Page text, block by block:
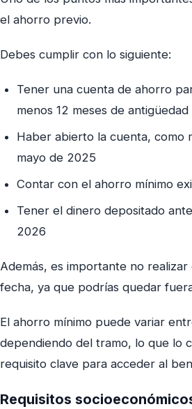
el ahorro previo.
Debes cumplir con lo siguiente:
Tener una cuenta de ahorro
menos 12 meses de antigüedad
Haber abierto la cuenta, como
mayo de 2025
Contar con el ahorro mínimo
Tener el dinero depositado
2026
Además, es importante no realizar
fecha, ya que podrías quedar
El ahorro mínimo puede variar
dependiendo del tramo, lo que lo
requisito clave para acceder al
Requisitos